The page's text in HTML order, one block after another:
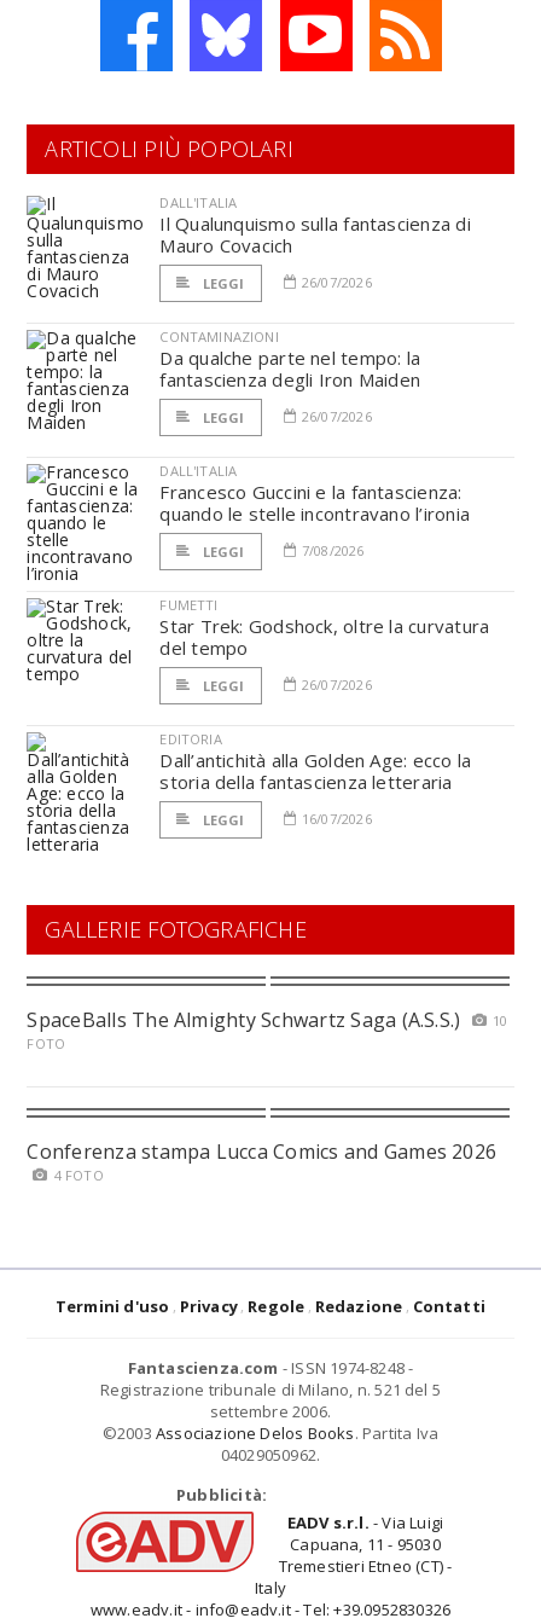
ARTICOLI PIÙ POPOLARI
DALL'ITALIA
Il Qualunquismo sulla fantascienza di
Mauro Covacich
LEGGI 26/07/2026
CONTAMINAZIONI
Da qualche parte nel tempo: la
fantascienza degli Iron Maiden
LEGGI 26/07/2026
DALL'ITALIA
Francesco Guccini e la fantascienza:
quando le stelle incontravano l’ironia
LEGGI 7/08/2026
FUMETTI
Star Trek: Godshock, oltre la curvatura
del tempo
LEGGI 26/07/2026
EDITORIA
Dall’antichità alla Golden Age: ecco la
storia della fantascienza letteraria
LEGGI 16/07/2026
GALLERIE FOTOGRAFICHE
SpaceBalls The Almighty Schwartz Saga (A.S.S.)
10
FOTO
Conferenza stampa Lucca Comics and Games 2026
4 FOTO
Termini d'uso Privacy Regole Redazione Contatti
Fantascienza.com - ISSN 1974-8248 -
Registrazione tribunale di Milano, n. 521 del 5
settembre 2006.
©2003 Associazione Delos Books. Partita Iva
04029050962.
Pubblicità:
EADV s.r.l. - Via Luigi
Capuana, 11 - 95030
Tremestieri Etneo (CT) -
Italy
www.eadv.it - info@eadv.it - Tel: +39.0952830326